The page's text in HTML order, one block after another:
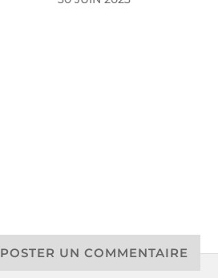
POSTER UN COMMENTAIRE